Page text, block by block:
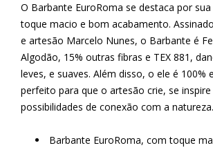
O Barbante EuroRoma se destaca por
toque macio e bom acabamento.
e artesão Marcelo Nunes, o Barbante é
Algodão, 15% outras fibras e TEX 881,
leves, e suaves. Além disso, o ele é 100%
perfeito para que o artesão crie, se inspire
possibilidades de conexão com a natureza.
Barbante EuroRoma, com toque